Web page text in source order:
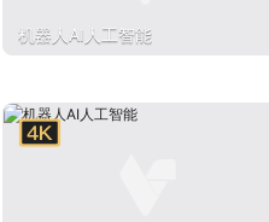
机器人AI人工智能